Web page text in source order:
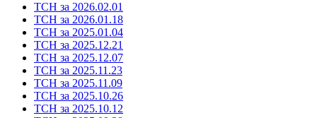
ТСН за 2026.02.01
ТСН за 2026.01.18
ТСН за 2025.01.04
ТСН за 2025.12.21
ТСН за 2025.12.07
ТСН за 2025.11.23
ТСН за 2025.11.09
ТСН за 2025.10.26
ТСН за 2025.10.12